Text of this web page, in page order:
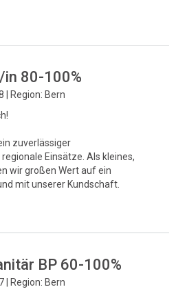
80-100%
| Region: Bern
zuverlässiger
Einsätze. Als kleines,
wir großen Wert auf ein
mit unserer Kundschaft.
BP 60-100%
| Region: Bern